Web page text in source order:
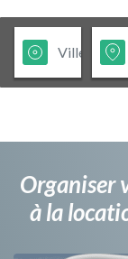
Organiser
à la